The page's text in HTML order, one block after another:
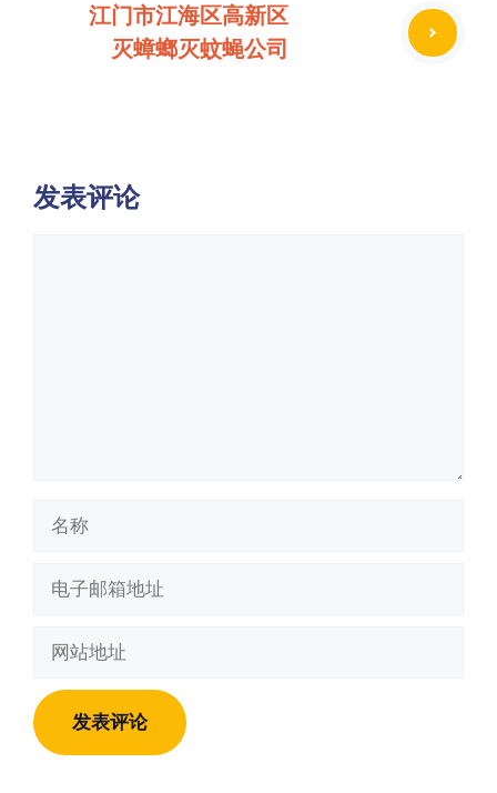
江门市江海区高新区
灭蟑螂灭蚊蝇公司
发表评论
地
址
地
址